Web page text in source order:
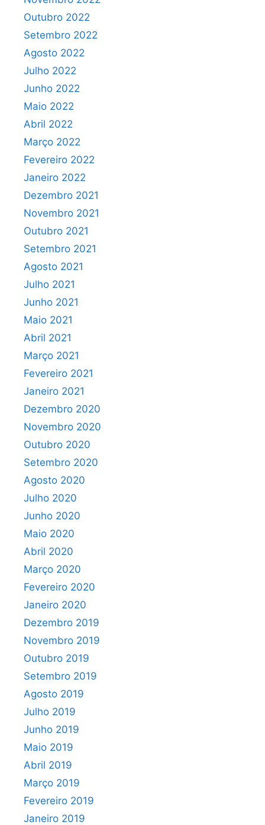
Outubro 2022
Setembro 2022
Agosto 2022
Julho 2022
Junho 2022
Maio 2022
Abril 2022
Março 2022
Fevereiro 2022
Janeiro 2022
Dezembro 2021
Novembro 2021
Outubro 2021
Setembro 2021
Agosto 2021
Julho 2021
Junho 2021
Maio 2021
Abril 2021
Março 2021
Fevereiro 2021
Janeiro 2021
Dezembro 2020
Novembro 2020
Outubro 2020
Setembro 2020
Agosto 2020
Julho 2020
Junho 2020
Maio 2020
Abril 2020
Março 2020
Fevereiro 2020
Janeiro 2020
Dezembro 2019
Novembro 2019
Outubro 2019
Setembro 2019
Agosto 2019
Julho 2019
Junho 2019
Maio 2019
Abril 2019
Março 2019
Fevereiro 2019
Janeiro 2019